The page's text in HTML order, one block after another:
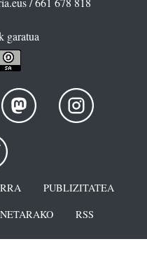
garatua
PUBLIZITATEA
RSS